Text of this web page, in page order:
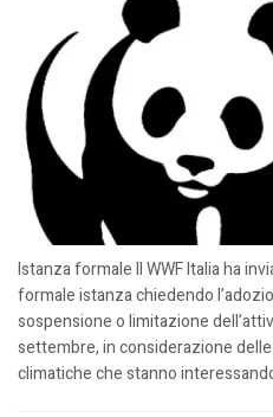
Istanza formale Il WWF Italia ha
formale istanza chiedendo
sospensione o limitazione
settembre, in considerazione
climatiche che stanno